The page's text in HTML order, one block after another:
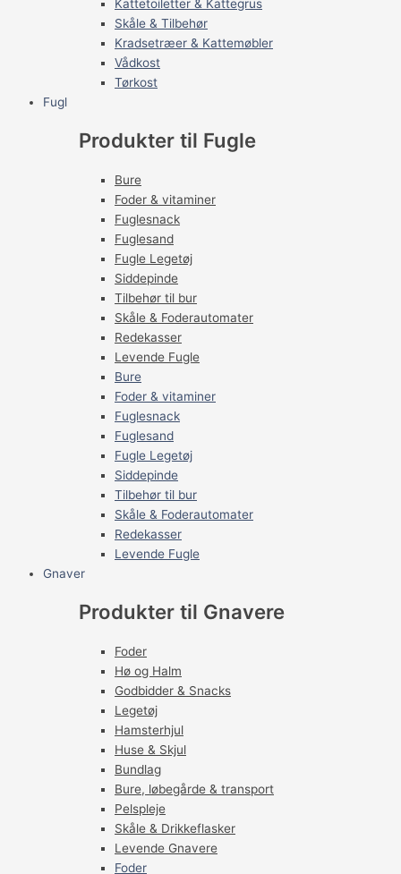
Kattetoiletter & Kattegrus
Skåle & Tilbehør
Kradsetræer & Kattemøbler
Vådkost
Tørkost
Fugl
Produkter til Fugle
Bure
Foder & vitaminer
Fuglesnack
Fuglesand
Fugle Legetøj
Siddepinde
Tilbehør til bur
Skåle & Foderautomater
Redekasser
Levende Fugle
Bure
Foder & vitaminer
Fuglesnack
Fuglesand
Fugle Legetøj
Siddepinde
Tilbehør til bur
Skåle & Foderautomater
Redekasser
Levende Fugle
Gnaver
Produkter til Gnavere
Foder
Hø og Halm
Godbidder & Snacks
Legetøj
Hamsterhjul
Huse & Skjul
Bundlag
Bure, løbegårde & transport
Pelspleje
Skåle & Drikkeflasker
Levende Gnavere
Foder